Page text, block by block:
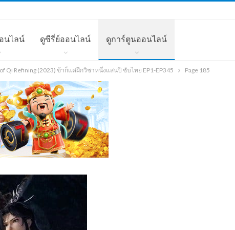
นไลน์ ดูซีรี่ย์ออนไลน์ ดูการ์ตูนออนไลน์
Qi Refining (2023) ข้าก็แค่ฝึกวิชาหนึ่งแสนปี ซับไทย EP1-EP345 Page 185